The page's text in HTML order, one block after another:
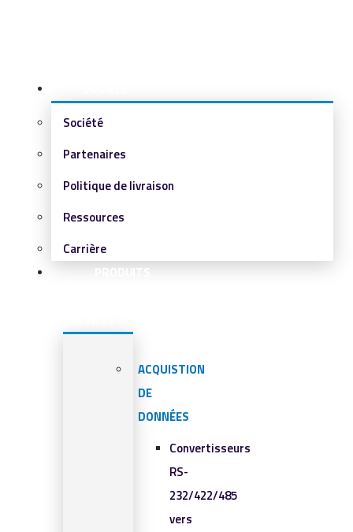
Société
Partenaires
Politique de livraison
Ressources
Carrière
PRODUITS
ACQUISTION
DE
DONNÉES
Convertisseurs
RS-
232/422/485
vers